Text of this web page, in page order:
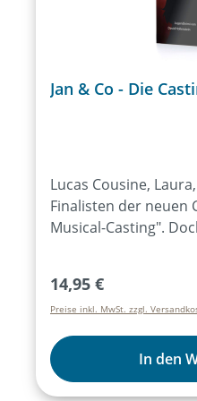
Jan & Co - Die
Lucas Cousine,
Finalisten der neuen
Musical-Casting".
helfen ihr, Licht in
bringen. Dazu
Kulissen der
Das geht, solange
ausscheidet...Eine
Regulärer Preis:
14,95 €
Preise inkl. MwSt. zzgl.
In den